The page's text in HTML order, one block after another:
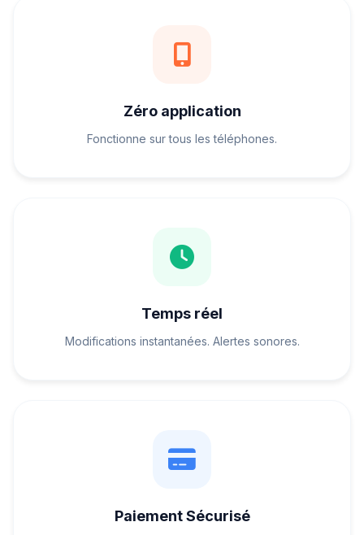
Zéro application
Fonctionne sur tous les téléphones.
Temps réel
Modifications instantanées. Alertes sonores.
Paiement Sécurisé